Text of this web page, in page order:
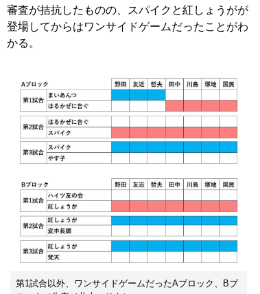
審査が拮抗したものの、スパイクと紅しょうがが
登場してからはワンサイドゲームだったことがわ
かる。
第1試合以外、ワンサイドゲームだったAブロック、Bブ